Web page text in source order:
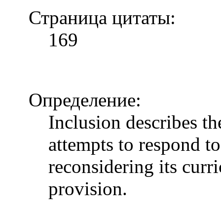
Страница цитаты:
169
Определение:
Inclusion describes
attempts to respond
reconsidering its
provision.